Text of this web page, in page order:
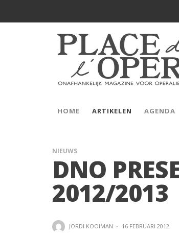
HOME ARTIKELEN AGENDA
NIEUWS
DNO
2012/2013
JORDI KOOIMAN · 16 FEBRUARI 2012